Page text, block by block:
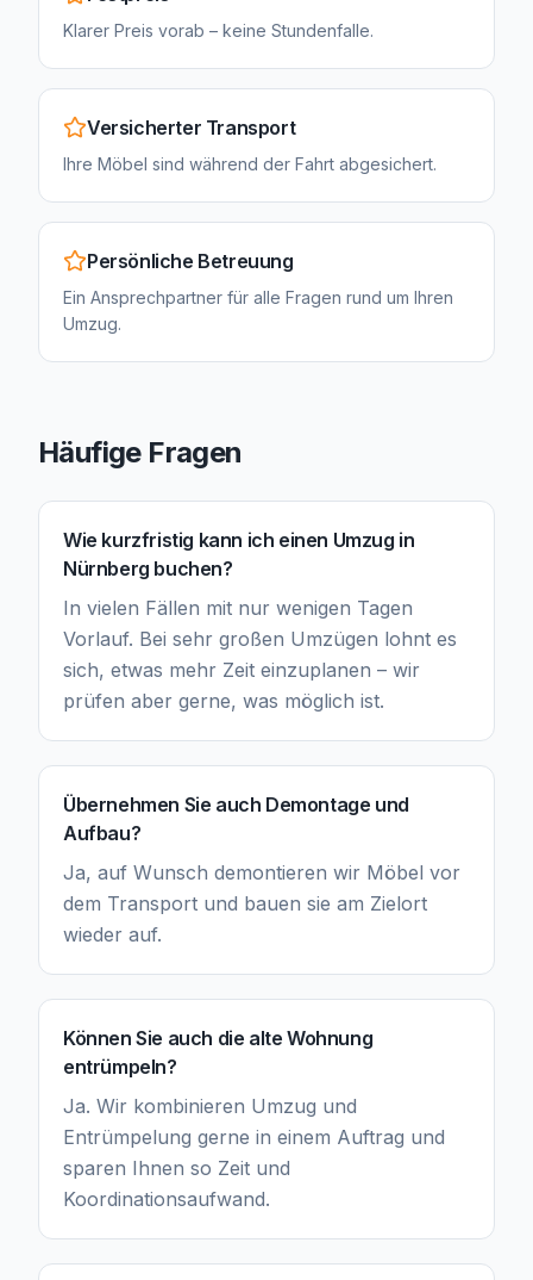
Klarer Preis vorab – keine Stundenfalle.
Versicherter Transport
Ihre Möbel sind während der Fahrt abgesichert.
Persönliche Betreuung
Ein Ansprechpartner für alle Fragen rund um Ihren
Umzug.
Häufige Fragen
Wie kurzfristig kann ich einen Umzug in
Nürnberg buchen?
In vielen Fällen mit nur wenigen Tagen
Vorlauf. Bei sehr großen Umzügen lohnt es
sich, etwas mehr Zeit einzuplanen – wir
prüfen aber gerne, was möglich ist.
Übernehmen Sie auch Demontage und
Aufbau?
Ja, auf Wunsch demontieren wir Möbel vor
dem Transport und bauen sie am Zielort
wieder auf.
Können Sie auch die alte Wohnung
entrümpeln?
Ja. Wir kombinieren Umzug und
Entrümpelung gerne in einem Auftrag und
sparen Ihnen so Zeit und
Koordinationsaufwand.